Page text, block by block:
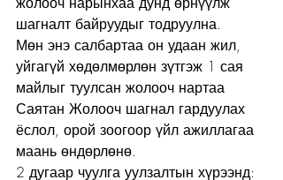
шагналт байруудыг тодруулна.
Мөн энэ салбартаа он удаан жил,
уйгагүй хөдөлмөрлөн зүтгэж 1 сая
майлыг туулсан жолооч нартаа
Саятан Жолооч шагнал гардуулах
ёслол, орой зоогоор үйл ажиллагаа
маань өндөрлөнө.
2 дугаар чуулга уулзалтын хүрээнд: